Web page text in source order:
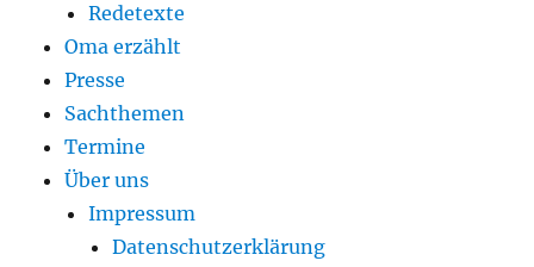
Redetexte
Oma erzählt
Presse
Sachthemen
Termine
Über uns
Impressum
Datenschutzerklärung